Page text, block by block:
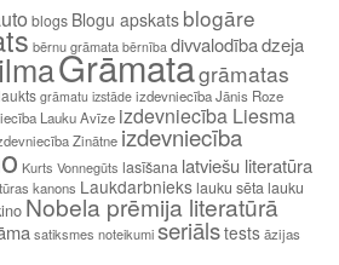
blogs Blogu apskats blogāre
bērnu grāmata bērnība divvalodībadzeja
Grāmatagrāmatas
grāmatu izstāde izdevniecība Jānis Roze
Lauku Avīze izdevniecība Liesma
Zinātne izdevniecība
Kurts Vonnegūts lasīšana latviešu literatūra
kanons Laukdarbniekslauku sēta lauku
Nobela prēmija literatūrā
satiksmes noteikumi seriālstests āzijas